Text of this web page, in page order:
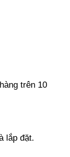
trên 10
lắp đặt.